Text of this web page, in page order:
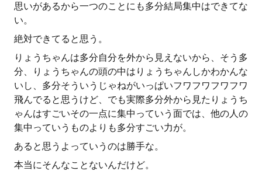
思いがあるから一つのことにも多分結局集中はできてな
い。
絶対できてると思う。
りょうちゃんは多分自分を外から見えないから、そう多
分、りょうちゃんの頭の中はりょうちゃんしかわかんな
いし、多分そういうじゃねがいっぱいフワフワフワフワ
飛んでると思うけど、でも実際多分外から見たりょうち
ゃんはすごいその一点に集中っていう面では、他の人の
集中っていうものよりも多分すごい力が。
あると思うよっていうのは勝手な。
本当にそんなことないんだけど。